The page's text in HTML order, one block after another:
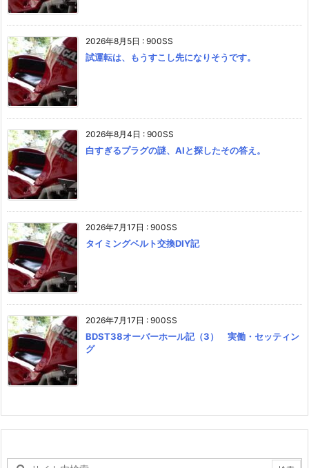
2026年8月5日 : 900SS
試運転は、もうすこし先になりそうです。
2026年8月4日 : 900SS
白すぎるプラグの謎、AIと探したその答え。
2026年7月17日 : 900SS
タイミングベルト交換DIY記
2026年7月17日 : 900SS
BDST38オーバーホール記（3） 実働・セッティン
グ